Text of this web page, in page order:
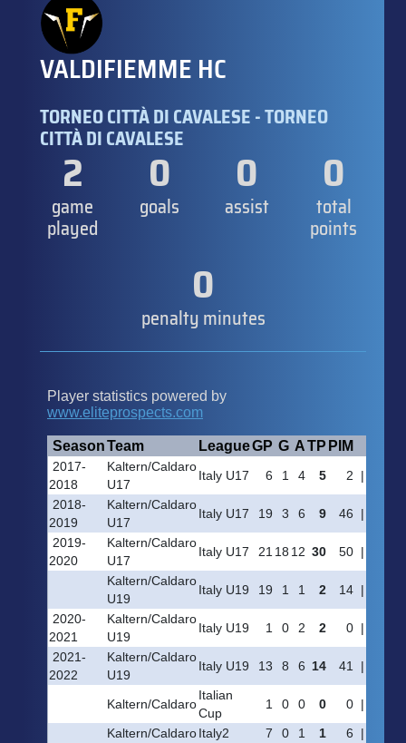
VALDIFIEMME HC
TORNEO CITTÀ DI CAVALESE - TORNEO
CITTÀ DI CAVALESE
2
game
played
0
goals
0
assist
0
total
points
0
penalty minutes